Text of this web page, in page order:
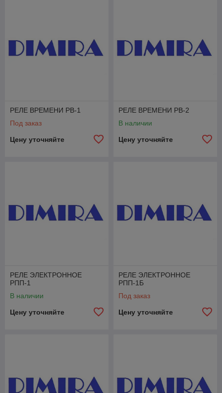
РЕЛЕ ВРЕМЕНИ РВ-1
Под заказ
Цену уточняйте
РЕЛЕ ВРЕМЕНИ РВ-2
В наличии
Цену уточняйте
РЕЛЕ ЭЛЕКТРОННОЕ
РПП-1
В наличии
Цену уточняйте
РЕЛЕ ЭЛЕКТРОННОЕ
РПП-1Б
Под заказ
Цену уточняйте